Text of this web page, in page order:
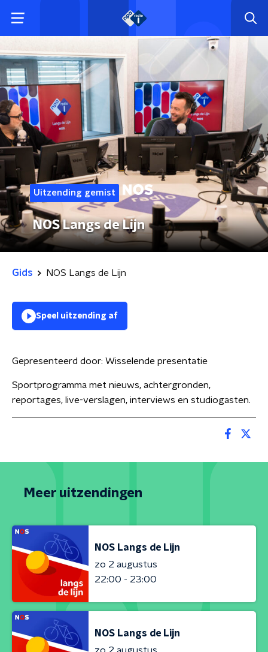
Uitzending gemist
NOS Langs de Lijn
Gids NOS Langs de Lijn
Speel uitzending af
Gepresenteerd door: Wisselende presentatie
Sportprogramma met nieuws, achtergronden,
reportages, live-verslagen, interviews en studiogasten.
Meer uitzendingen
NOS Langs de Lijn
zo 2 augustus
22:00 - 23:00
NOS Langs de Lijn
zo 2 augustus